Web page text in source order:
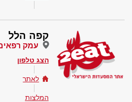
קפה הלל
עמק רפאים 54,
הצג טלפון
לאתר
המלצות